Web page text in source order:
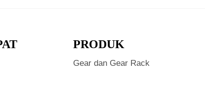
PRODUK
Gear dan Gear Rack